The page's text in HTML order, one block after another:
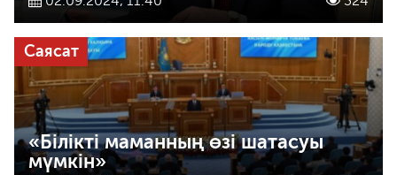
Саясат
«Білікті маманның өзі шатасуы
мүмкін»